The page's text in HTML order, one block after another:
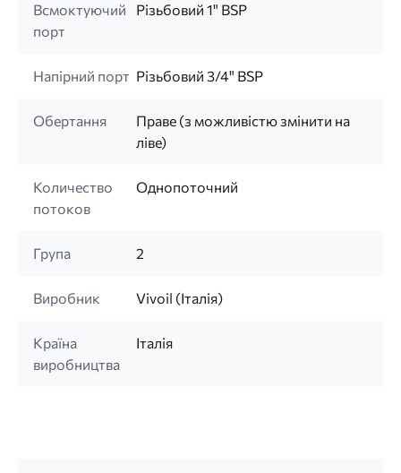
Всмоктуючий
порт
Різьбовий 1" BSP
Напірний порт Різьбовий 3/4" BSP
Обертання
Праве (з можливістю змінити на
ліве)
Количество
потоков
Однопоточний
Група 2
Виробник Vivoil (Італія)
Країна
виробництва
Італія